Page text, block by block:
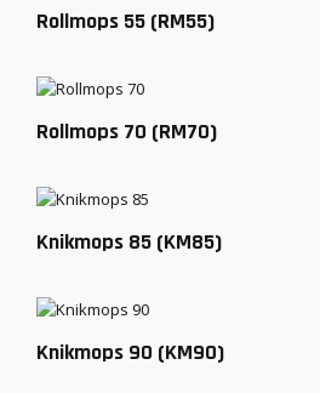
Rollmops 55 (RM55)
Rollmops 70 (RM70)
Knikmops 85 (KM85)
Knikmops 90 (KM90)